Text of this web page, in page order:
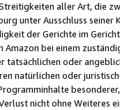
aller Art, die
unter Ausschluss
der Gerichte im
Amazon bei einem
tatsächlichen oder
natürlichen oder
nicht ohne Weiteres